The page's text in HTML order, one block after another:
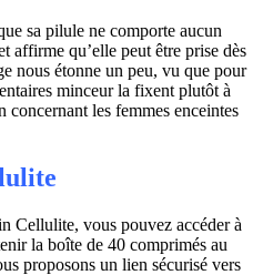
sa pilule ne comporte aucun
affirme qu’elle peut être prise dès
nous étonne un peu, vu que pour
minceur la fixent plutôt à
les femmes enceintes
Cellulite, vous pouvez accéder à
la boîte de 40 comprimés au
proposons un lien sécurisé vers